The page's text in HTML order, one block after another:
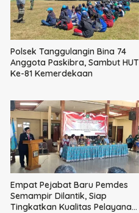
Polsek Tanggulangin Bina 74
Anggota Paskibra, Sambut HUT
Ke-81 Kemerdekaan
Empat Pejabat Baru Pemdes
Semampir Dilantik, Siap
Tingkatkan Kualitas Pelayanan